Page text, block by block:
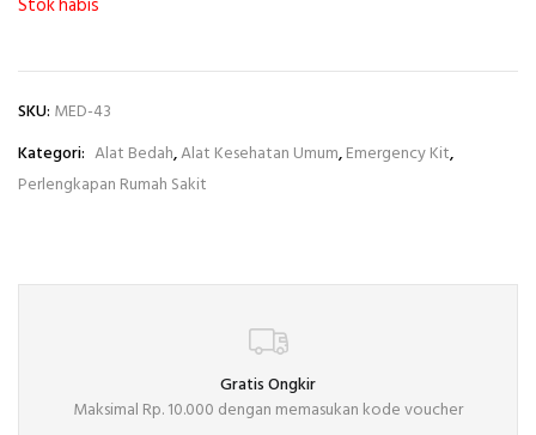
SKU: MED-43
Kategori: Alat Bedah,Alat Kesehatan Umum,Emergency Kit,
Perlengkapan Rumah Sakit
Gratis Ongkir
Maksimal Rp. 10.000 dengan memasukan kode voucher